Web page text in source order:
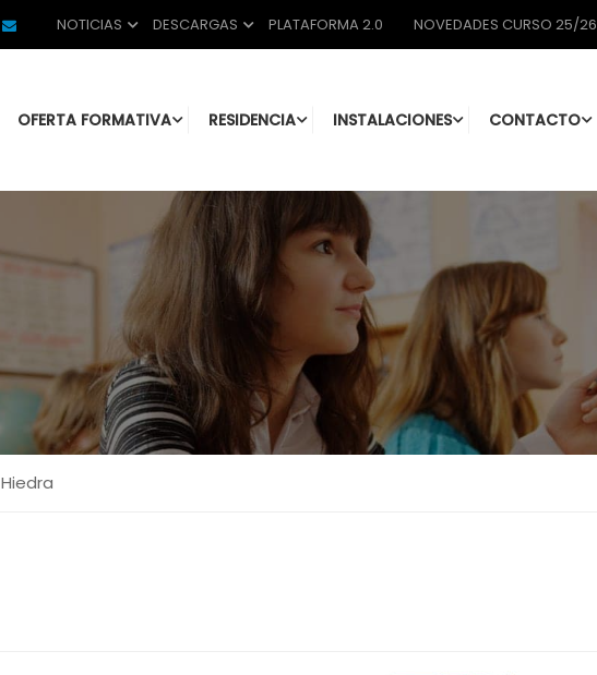
NOTICIAS DESCARGAS PLATAFORMA 2.0 NOVEDADES CURSO 25/26
OFERTA FORMATIVA RESIDENCIA INSTALACIONES CONTACTO
Hiedra